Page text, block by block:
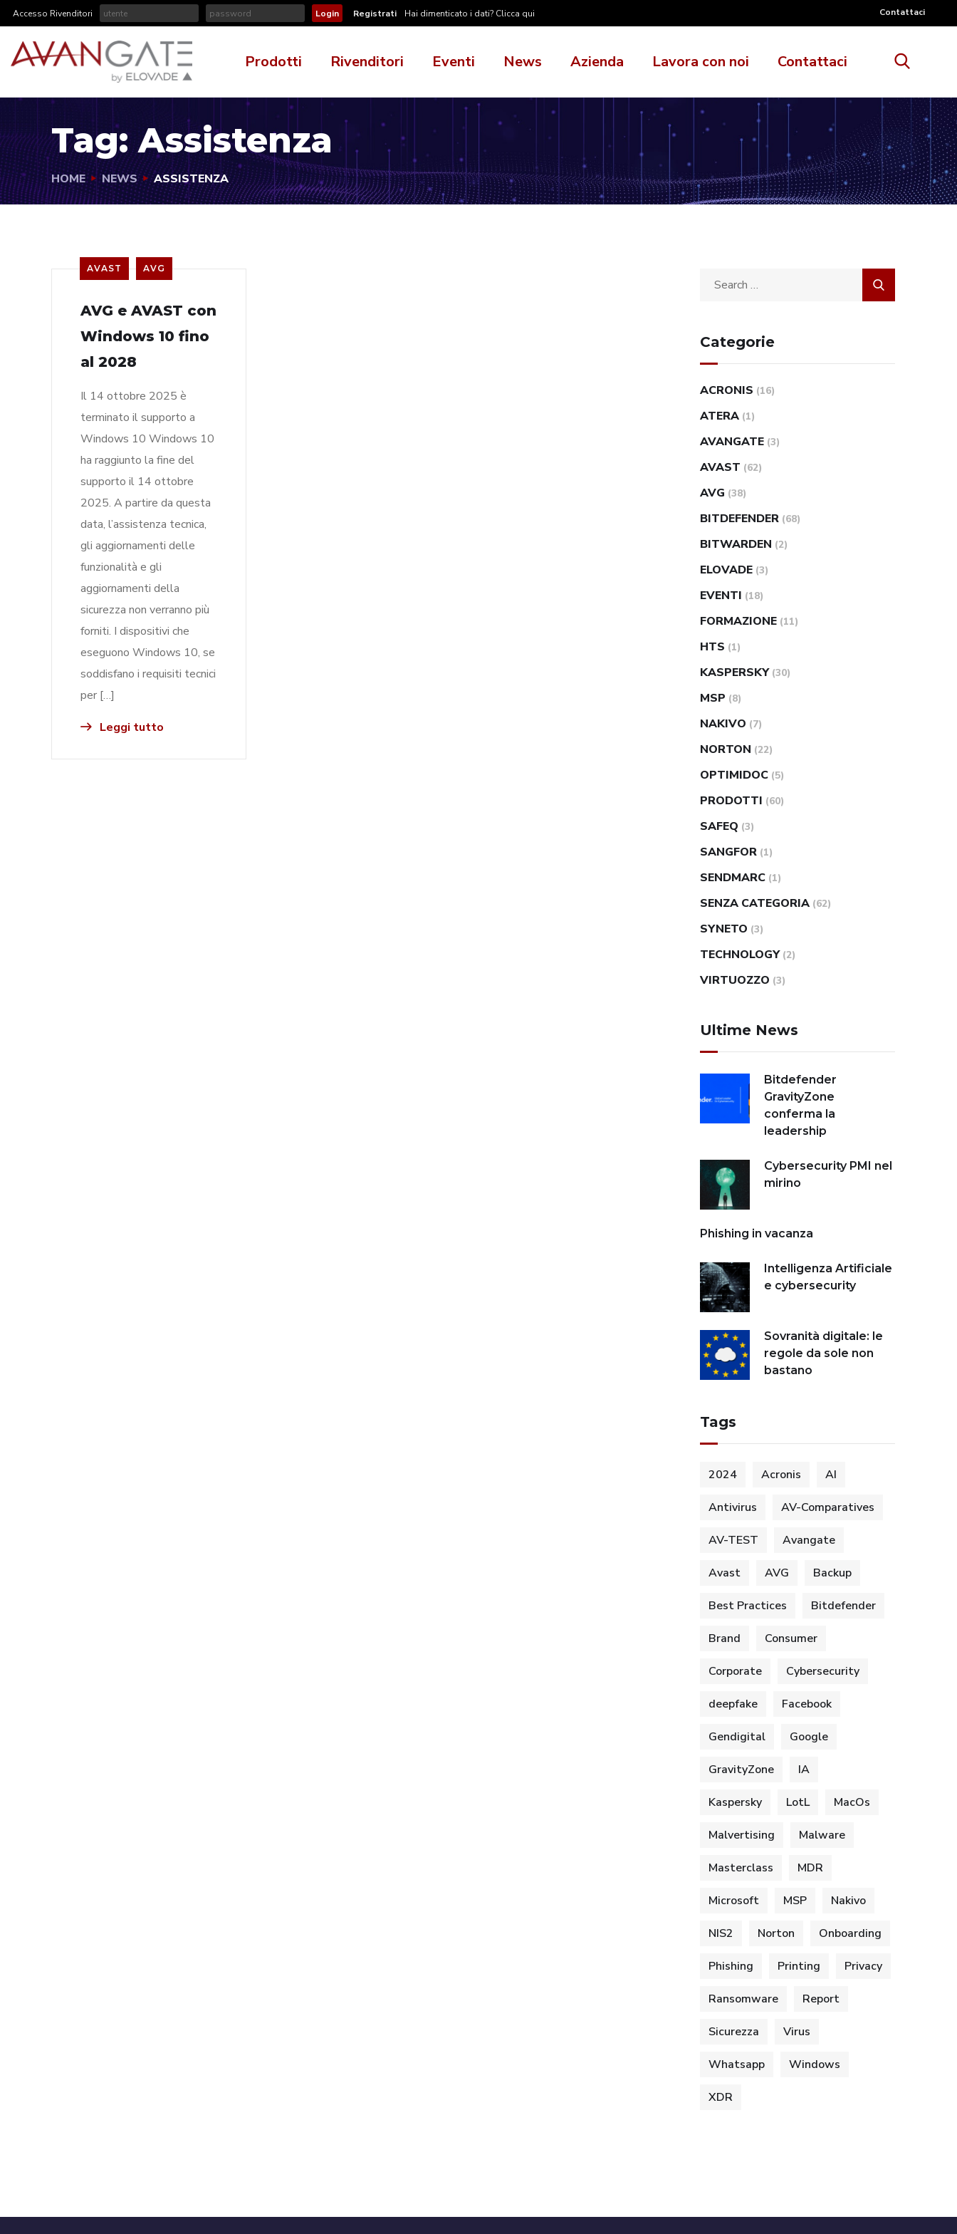
Accesso Rivenditori Registrati Hai dimenticato i dati? Clicca qui Contattaci
Prodotti Rivenditori Eventi News Azienda Lavora con noi Contattaci
Tag:Assistenza
HOME NEWS ASSISTENZA
AVAST AVG
AVG e AVAST con
Windows 10 fino
al 2028
Il 14 ottobre 2025 è
terminato il supporto a
Windows 10 Windows 10
ha raggiunto la fine del
supporto il 14 ottobre
2025. A partire da questa
data, l’assistenza tecnica,
gli aggiornamenti delle
funzionalità e gli
aggiornamenti della
sicurezza non verranno più
forniti. I dispositivi che
eseguono Windows 10, se
soddisfano i requisiti tecnici
per […]
Leggi tutto
Categorie
ACRONIS (16)
ATERA (1)
AVANGATE (3)
AVAST (62)
AVG (38)
BITDEFENDER (68)
BITWARDEN (2)
ELOVADE (3)
EVENTI (18)
FORMAZIONE (11)
HTS (1)
KASPERSKY (30)
MSP (8)
NAKIVO (7)
NORTON (22)
OPTIMIDOC (5)
PRODOTTI (60)
SAFEQ (3)
SANGFOR (1)
SENDMARC (1)
SENZA CATEGORIA (62)
SYNETO (3)
TECHNOLOGY (2)
VIRTUOZZO (3)
Ultime News
Bitdefender
GravityZone
conferma la
leadership
Cybersecurity PMI nel
mirino
Phishing in vacanza
Intelligenza Artificiale
e cybersecurity
Sovranità digitale: le
regole da sole non
bastano
Tags
2024 Acronis AI
Antivirus AV-Comparatives
AV-TEST Avangate
Avast AVG Backup
Best Practices Bitdefender
Brand Consumer
Corporate Cybersecurity
deepfake Facebook
Gendigital Google
GravityZone IA
Kaspersky LotL MacOs
Malvertising Malware
Masterclass MDR
Microsoft MSP Nakivo
NIS2 Norton Onboarding
Phishing Printing Privacy
Ransomware Report
Sicurezza Virus
Whatsapp Windows
XDR